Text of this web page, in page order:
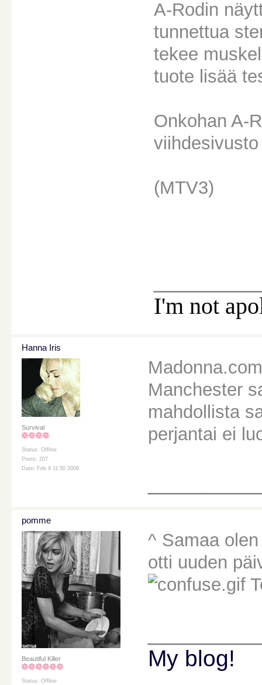
A-Rodin
tunnettua
tekee
tuote lisää
Onkohan A-
(MTV3)
I'm not
Hanna Iris
Survival
Status: Offline
Posts: 207
Date: Feb 9 11:50 2009
Manchester
mahdollista
perjantai ei
pomme
Beautiful Killer
Status: Offline
^ Samaa
otti uuden
My blog!